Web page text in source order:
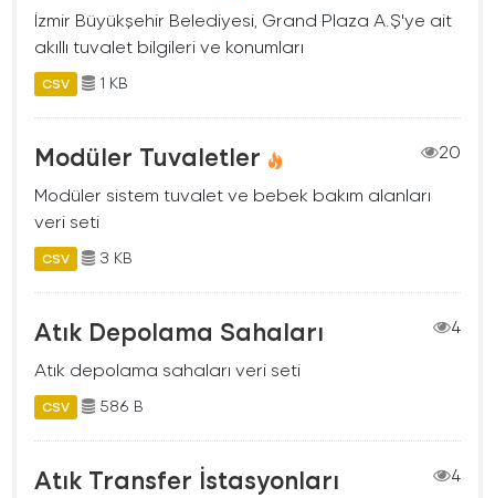
İzmir Büyükşehir Belediyesi, Grand Plaza A.Ş'ye ait
akıllı tuvalet bilgileri ve konumları
CSV 1 KB
Modüler Tuvaletler
20
Modüler sistem tuvalet ve bebek bakım alanları
veri seti
CSV 3 KB
Atık Depolama Sahaları
4
Atık depolama sahaları veri seti
CSV 586 B
Atık Transfer İstasyonları
4